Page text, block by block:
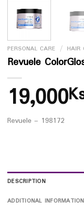
PERSONAL CARE / HAIR
Revuele
19,000
Revuele – 198172
DESCRIPTION
ADDITIONAL INFORMATION